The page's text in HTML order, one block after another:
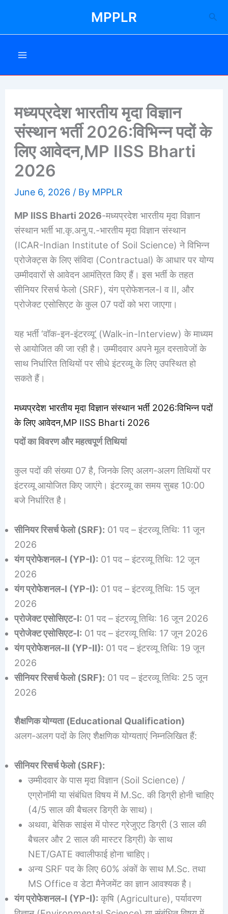
content
MPPLR
मध्‍यप्रदेश भारतीय मृदा विज्ञान
संस्‍थान भर्ती 2026:विभिन्न पदों के
लिए आवेदन,MP IISS Bharti
2026
June 6, 2026 / By MPPLR
MP IISS Bharti 2026-मध्‍यप्रदेश भारतीय मृदा विज्ञान
संस्‍थान भर्ती भा.कृ.अनु.प.-भारतीय मृदा विज्ञान संस्थान
(ICAR-Indian Institute of Soil Science) ने विभिन्न
प्रोजेक्ट्स के लिए संविदा (Contractual) के आधार पर योग्य
उम्मीदवारों से आवेदन आमंत्रित किए हैं। इस भर्ती के तहत
सीनियर रिसर्च फेलो (SRF), यंग प्रोफेशनल-I व II, और
प्रोजेक्ट एसोसिएट के कुल 07 पदों को भरा जाएगा।
यह भर्ती ‘वॉक-इन-इंटरव्यू’ (Walk-in-Interview) के माध्यम
से आयोजित की जा रही है। उम्मीदवार अपने मूल दस्तावेजों के
साथ निर्धारित तिथियों पर सीधे इंटरव्यू के लिए उपस्थित हो
सकते हैं।
मध्‍यप्रदेश भारतीय मृदा विज्ञान संस्‍थान भर्ती 2026:विभिन्न पदों
के लिए आवेदन,MP IISS Bharti 2026
पदों का विवरण और महत्वपूर्ण तिथियां
कुल पदों की संख्या 07 है, जिनके लिए अलग-अलग तिथियों पर
इंटरव्यू आयोजित किए जाएंगे। इंटरव्यू का समय सुबह 10:00
बजे निर्धारित है।
सीनियर रिसर्च फेलो (SRF): 01 पद – इंटरव्यू तिथि: 11 जून
2026
यंग प्रोफेशनल-I (YP-I): 01 पद – इंटरव्यू तिथि: 12 जून
2026
यंग प्रोफेशनल-I (YP-I): 01 पद – इंटरव्यू तिथि: 15 जून
2026
प्रोजेक्ट एसोसिएट-I: 01 पद – इंटरव्यू तिथि: 16 जून 2026
प्रोजेक्ट एसोसिएट-I: 01 पद – इंटरव्यू तिथि: 17 जून 2026
यंग प्रोफेशनल-II (YP-II): 01 पद – इंटरव्यू तिथि: 19 जून
2026
सीनियर रिसर्च फेलो (SRF): 01 पद – इंटरव्यू तिथि: 25 जून
2026
शैक्षणिक योग्यता (Educational Qualification)
अलग-अलग पदों के लिए शैक्षणिक योग्यताएं निम्नलिखित हैं:
सीनियर रिसर्च फेलो (SRF):
उम्मीदवार के पास मृदा विज्ञान (Soil Science) /
एग्रोनॉमी या संबंधित विषय में M.Sc. की डिग्री होनी चाहिए
(4/5 साल की बैचलर डिग्री के साथ)।
अथवा, बेसिक साइंस में पोस्ट ग्रेजुएट डिग्री (3 साल की
बैचलर और 2 साल की मास्टर डिग्री) के साथ
NET/GATE क्वालीफाई होना चाहिए।
अन्य SRF पद के लिए 60% अंकों के साथ M.Sc. तथा
MS Office व डेटा मैनेजमेंट का ज्ञान आवश्यक है।
यंग प्रोफेशनल-I (YP-I): कृषि (Agriculture), पर्यावरण